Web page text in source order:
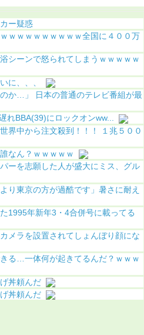
ー疑惑
ｗｗｗｗｗｗｗｗｗ全国に４００万
シーンで怒られてしまうｗｗｗｗｗ
に、、、
か…」 日本の普通のテレビ番組が最
れBBA(39)にロックオンww...
界中から注文殺到！！！ １兆５００
なん？ｗｗｗｗｗ
ーを志願した人が盛大にミス、グル
り東京の方が過酷です」暑さに耐え
1995年新年3・4合併号に載ってる
メラを設置されてしょんぼり顔にな
る…一体何が起きてるんだ？ｗｗｗ
丼頼んだ
丼頼んだ